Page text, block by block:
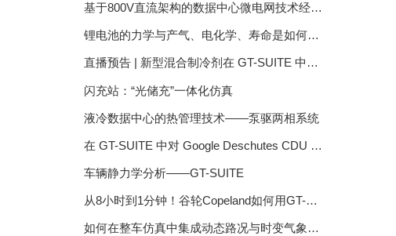
基于800V直流架构的数据中心微电网技术经济
锂电池的力学与产气、电化学、寿命是如何相
产气、电化学、寿命是如何相互影响的？
直播预告 | 新型混合制冷剂在 GT-SUITE 中的
闪充站：“光储充”一体化仿真
液冷数据中心的热管理技术——泵驱两相系统
在 GT-SUITE 中对 Google Deschutes CDU 进
车辆静力学分析——GT-SUITE
从8小时到1分钟！谷轮Copeland如何用GT-
如何在整车仿真中集成动态路况与时变气象数